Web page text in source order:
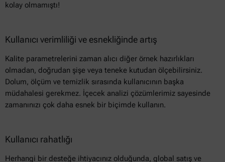
kolay olmamıştı!
Kullanıcı verimliliği ve esnekliğinde artış
Kalite parametrelerini zaman alıcı diğer örnek hazırlıkları
olmadan, doğrudan şişe veya teneke kutudan ölçebilirsiniz.
Dolum, ölçüm ve temizlik sırasında kullanıcının başka
müdahalesi gerekmez. İçecek analizi çözümlerimiz sayesinde
zamanınızı çok daha esnek bir biçimde kullanın.
Kullanıcı rahatlığı
Herhangi bir desteğe ihtiyacınız olduğunda, global satış ve